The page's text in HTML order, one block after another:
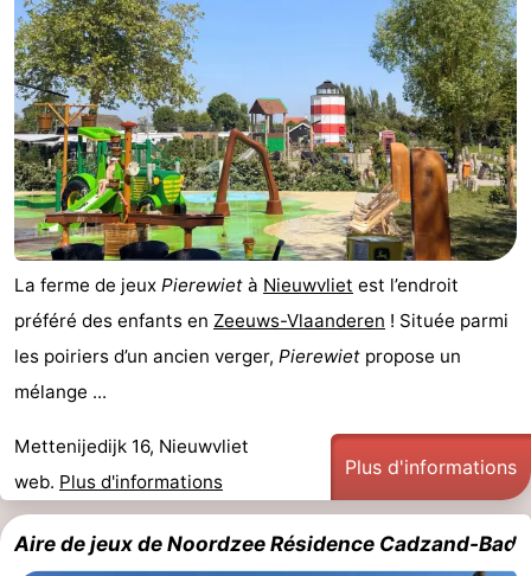
intérieures
de
mini-
golf
de
bien-
être
Villages
&
villes
Nature
Sports
-
Piscines
-
Équitation
-
Terrains
de
golf
-
Surfen
-
Peche
Sportive
-
Equitation
Observation
des
Glossopètre
La ferme de jeux Pierewiet à Nieuwvliet est l’endroit
préféré des enfants en Zeeuws-Vlaanderen ! Située parmi
les poiriers d’un ancien verger, Pierewiet propose un
mélange ...
Mettenijedijk 16, Nieuwvliet
web. Plus d'informations
Plus d'informations
Aire de jeux de Noordzee Résidence Cadzand-Bad